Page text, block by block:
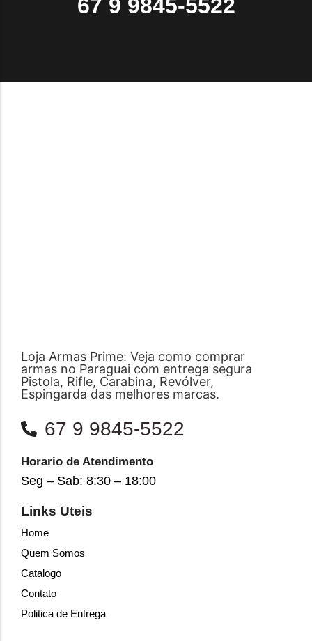
67 9 9845-5522
Loja Armas Prime: Veja como comprar
armas no Paraguai com entrega segura
Pistola, Rifle, Carabina, Revólver,
Espingarda das melhores marcas.
67 9 9845-5522
Horario de Atendimento
Seg – Sab: 8:30 – 18:00
Links Uteis
Home
Quem Somos
Catalogo
Contato
Politica de Entrega